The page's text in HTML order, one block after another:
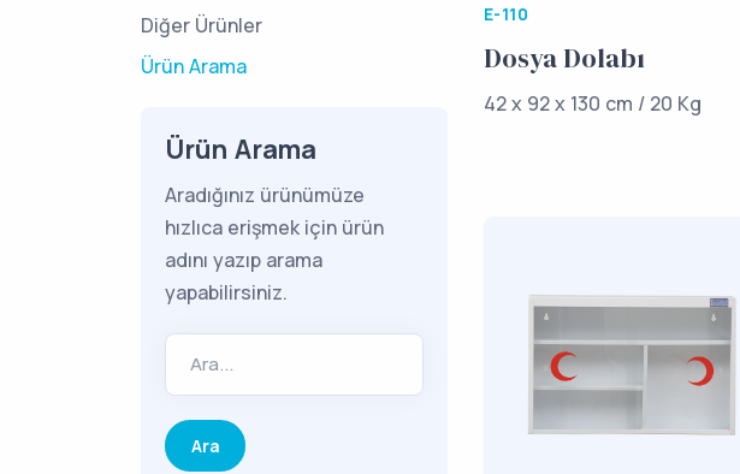
E-110
Dosya Dolabı
42 x 92 x 130 cm / 20 Kg
Diğer Ürünler
Ürün Arama
Ürün Arama
Aradığınız ürünümüze
hızlıca erişmek için ürün
adını yazıp arama
yapabilirsiniz.
Ara...